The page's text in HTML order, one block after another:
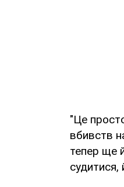
"Це
вбивств
тепер ще
судитися,